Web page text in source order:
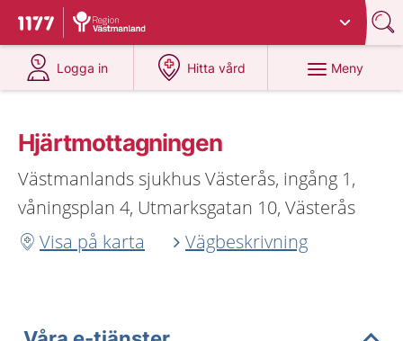
Till startsidan för 1177
Du har valt region
Logga in
på 1177.se
Hitta vård
på 1177.se
Meny
Hjärtmottagningen
Västmanlands sjukhus Västerås, ingång 1,
våningsplan 4, Utmarksgatan 10, Västerås
Visa på karta
Vägbeskrivning